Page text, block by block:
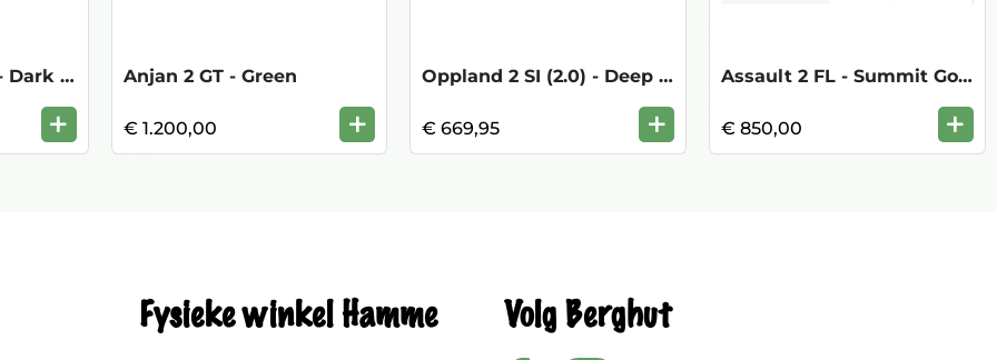
Halland 2 PU (2.0) - Dark Olive Green
+
Anjan 2 GT - Green
€ 1.200,00 +
Oppland 2 SI (2.0) - Deep Forest Green
€ 669,95 +
Assault 2 FL - Summit Gold Tin Grey
€ 850,00 +
Fysieke winkel Hamme Volg Berghut